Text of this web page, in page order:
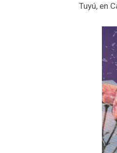
Tuyú, en